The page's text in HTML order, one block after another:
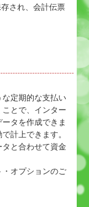
され、会計伝票
定期的な支払い
とで、インター
タを作成できま
計上できます。
と合わせて資金
オプションのご